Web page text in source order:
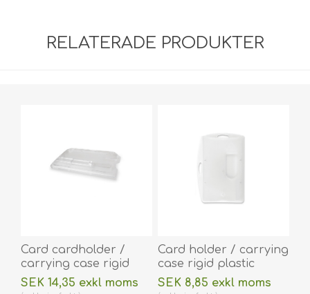
RELATERADE PRODUKTER
Card cardholder /
carrying case rigid
plastic Single Slider
Bar with lock clear
SEK 14,35 exkl moms
Card holder / carrying
case rigid plastic
(horizontal/landscape
or vertical/portrait).
SEK 8,85 exkl moms